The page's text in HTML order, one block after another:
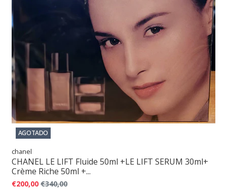
AGOTADO
chanel
CHANEL LE LIFT Fluide 50ml +LE LIFT SERUM 30ml+
Crème Riche 50ml +...
€200,00 €340,00